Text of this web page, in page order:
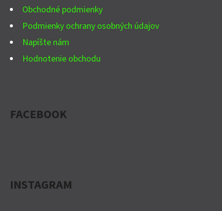
Obchodné podmienky
Podmienky ochrany osobných údajov
Napíšte nám
Hodnotenie obchodu
FACEBOOK
INSTAGRAM